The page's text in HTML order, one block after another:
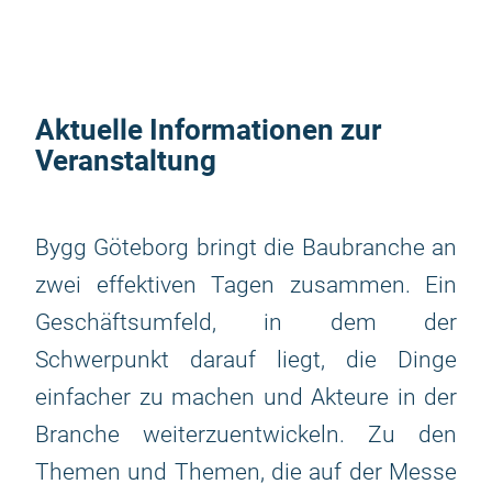
Aktuelle Informationen zur
Veranstaltung
Bygg Göteborg bringt die Baubranche an
zwei effektiven Tagen zusammen. Ein
Geschäftsumfeld, in dem der
Schwerpunkt darauf liegt, die Dinge
einfacher zu machen und Akteure in der
Branche weiterzuentwickeln. Zu den
Themen und Themen, die auf der Messe